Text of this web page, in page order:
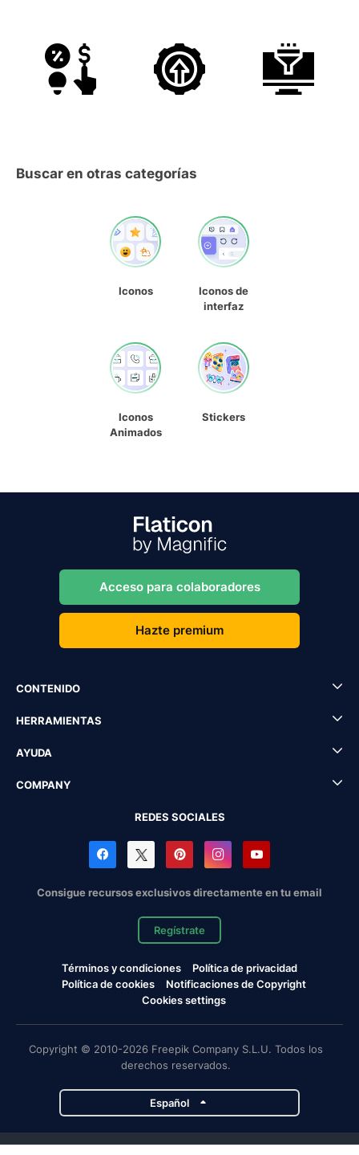
Buscar en otras categorías
Iconos
Iconos de
interfaz
Iconos
Animados
Stickers
Acceso para colaboradores
Hazte premium
CONTENIDO
HERRAMIENTAS
AYUDA
COMPANY
REDES SOCIALES
Consigue recursos exclusivos directamente en tu email
Regístrate
Términos y condiciones
Política de privacidad
Política de cookies
Notificaciones de Copyright
Cookies settings
Copyright © 2010-2026 Freepik Company S.L.U. Todos los
derechos reservados.
Español